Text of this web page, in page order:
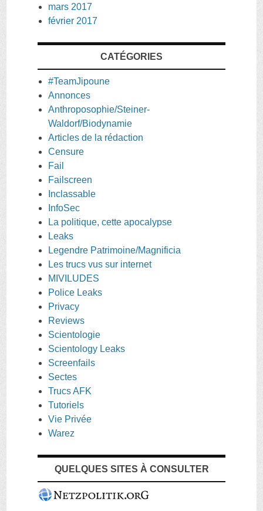
mars 2017
février 2017
CATÉGORIES
#TeamJipoune
Annonces
Anthroposophie/Steiner-
Waldorf/Biodynamie
Articles de la rédaction
Censure
Fail
Failscreen
Inclassable
InfoSec
La politique, cette apocalypse
Leaks
Legendre Patrimoine/Magnificia
Les trucs vus sur internet
MIVILUDES
Police Leaks
Privacy
Reviews
Scientologie
Scientology Leaks
Screenfails
Sectes
Trucs AFK
Tutoriels
Vie Privée
Warez
QUELQUES SITES À CONSULTER